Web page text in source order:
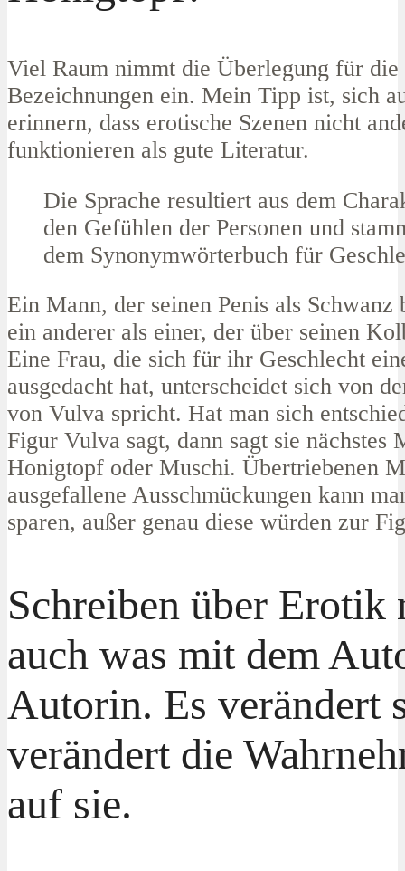
Viel Raum nimmt die Überlegung für
Bezeichnungen ein. Mein Tipp ist, sich
erinnern, dass erotische Szenen nicht
funktionieren als gute Literatur.
Die Sprache resultiert aus dem
den Gefühlen der Personen und
dem Synonymwörterbuch für
Ein Mann, der seinen Penis als Schwanz
ein anderer als einer, der über seinen
Eine Frau, die sich für ihr Geschlecht
ausgedacht hat, unterscheidet sich von
von Vulva spricht. Hat man sich
Figur Vulva sagt, dann sagt sie nächstes
Honigtopf oder Muschi. Übertriebenen
ausgefallene Ausschmückungen kann
sparen, außer genau diese würden zur
Schreiben über Erotik
auch was mit dem
Autorin. Es verändert
verändert die
auf sie.